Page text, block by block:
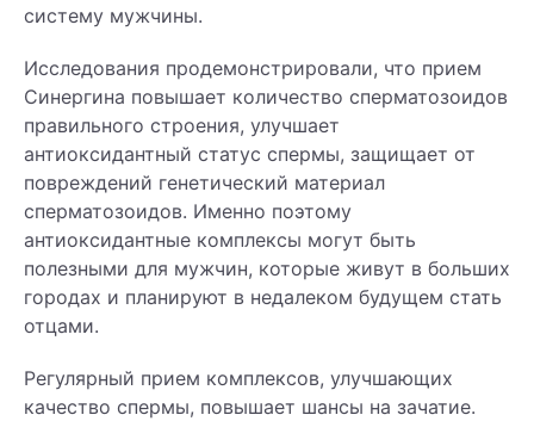
систему мужчины.
Исследования продемонстрировали, что прием
Синергина повышает количество сперматозоидов
правильного строения, улучшает
антиоксидантный статус спермы, защищает от
повреждений генетический материал
сперматозоидов. Именно поэтому
антиоксидантные комплексы могут быть
полезными для мужчин, которые живут в больших
городах и планируют в недалеком будущем стать
отцами.
Регулярный прием комплексов, улучшающих
качество спермы, повышает шансы на зачатие.